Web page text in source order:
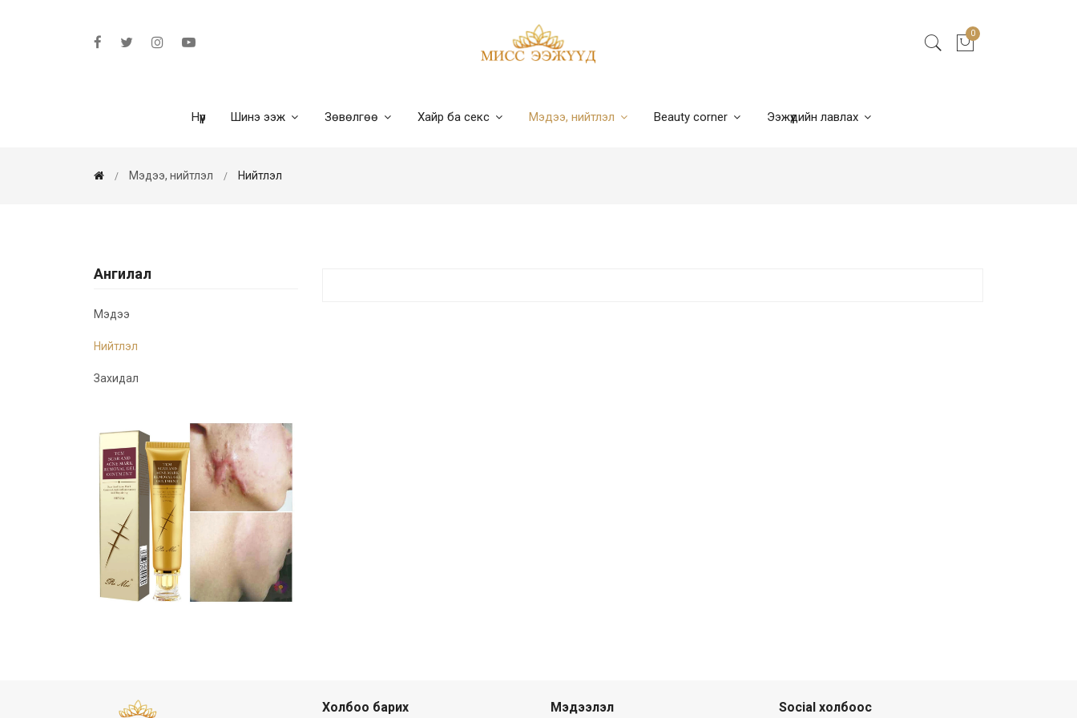
0
Нүүр Шинэ ээж Зөвөлгөө Хайр ба секс Мэдээ, нийтлэл Beauty corner Ээжүүдийн лавлах
Мэдээ, нийтлэл Нийтлэл
Ангилал
Мэдээ
Нийтлэл
Захидал
Холбоо барих Мэдээлэл Social холбоос